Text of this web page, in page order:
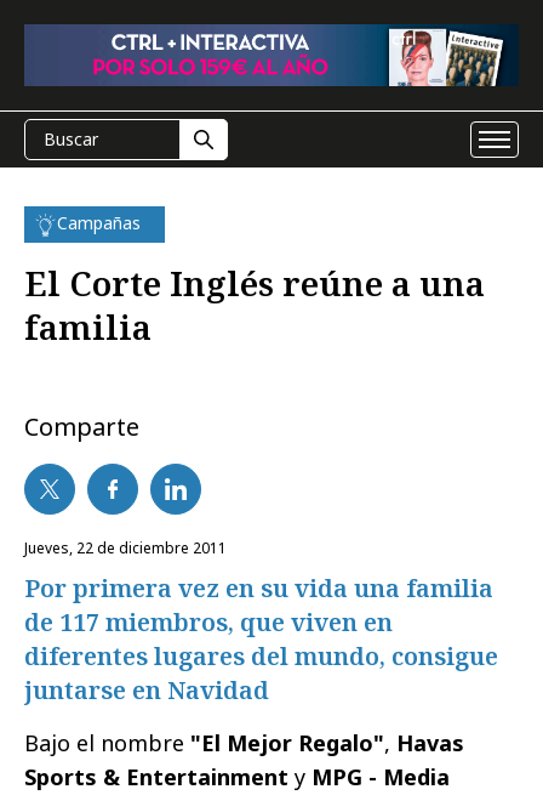
Campañas
El Corte Inglés reúne a una
familia
Comparte
jueves, 22 de diciembre 2011
Por primera vez en su vida una familia
de 117 miembros, que viven en
diferentes lugares del mundo, consigue
juntarse en Navidad
Bajo el nombre "El Mejor Regalo", Havas
Sports & Entertainment y MPG - Media